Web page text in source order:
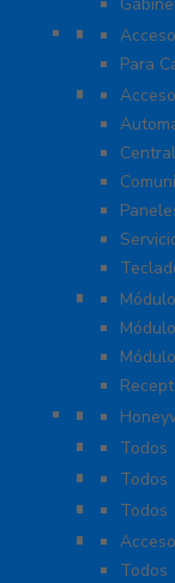
Para
Paneles
Todos
Todos
Todos
Todos